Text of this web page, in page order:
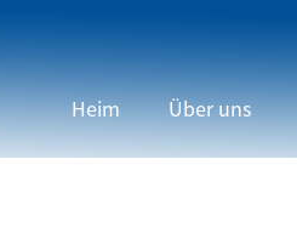
Heim Über uns